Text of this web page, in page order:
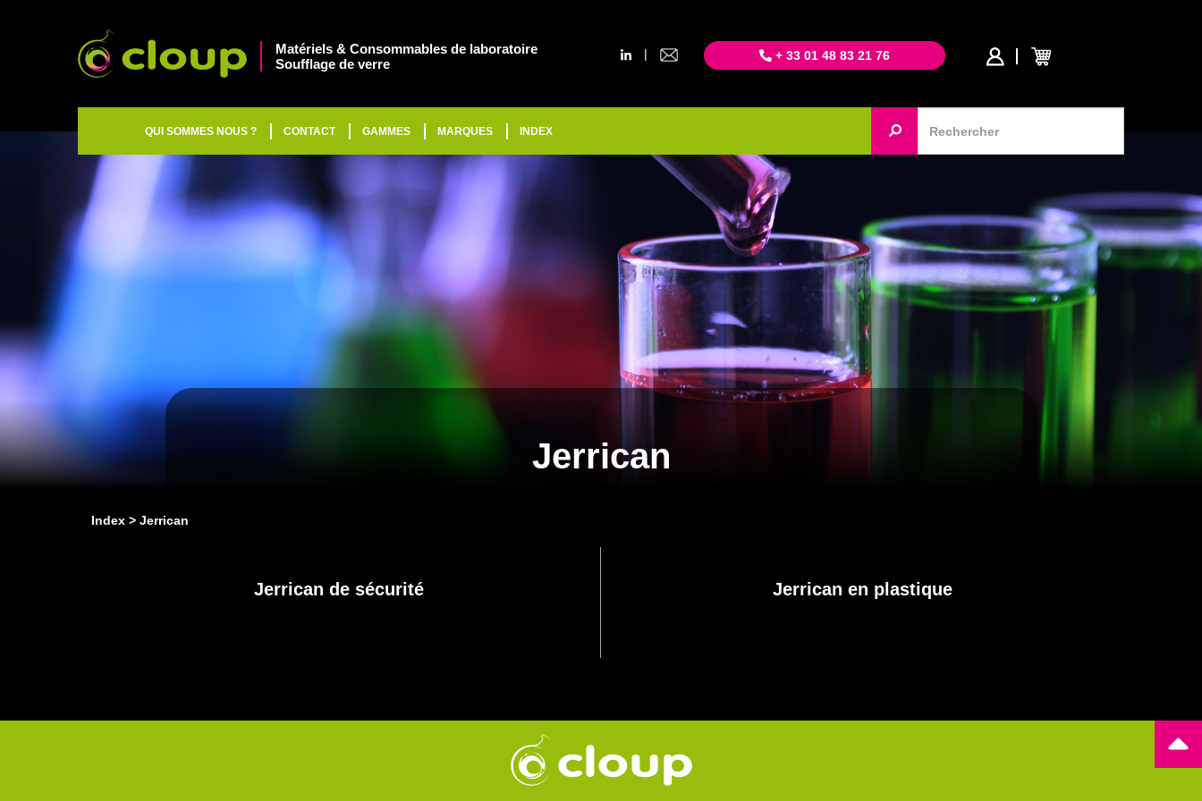
Matériels & Consommables de laboratoire
Soufflage de verre
| + 33 01 48 83 21 76
QUI SOMMES NOUS ? CONTACT GAMMES MARQUES INDEX
Jerrican
Index Jerrican
Jerrican de sécurité Jerrican en plastique